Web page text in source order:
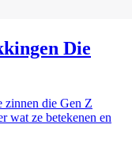
Die
zinnen die Gen Z
wat ze betekenen en